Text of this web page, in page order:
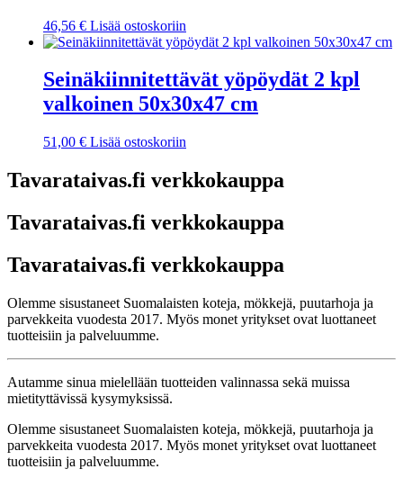
46,56 € Lisää ostoskoriin
Seinäkiinnitettävät yöpöydät 2 kpl
valkoinen 50x30x47 cm
51,00 € Lisää ostoskoriin
Tavarataivas.fi verkkokauppa
Tavarataivas.fi verkkokauppa
Tavarataivas.fi verkkokauppa
Olemme sisustaneet Suomalaisten koteja, mökkejä, puutarhoja ja
parvekkeita vuodesta 2017. Myös monet yritykset ovat luottaneet
tuotteisiin ja palveluumme.
Autamme sinua mielellään tuotteiden valinnassa sekä muissa
mietityttävissä kysymyksissä.
Olemme sisustaneet Suomalaisten koteja, mökkejä, puutarhoja ja
parvekkeita vuodesta 2017. Myös monet yritykset ovat luottaneet
tuotteisiin ja palveluumme.